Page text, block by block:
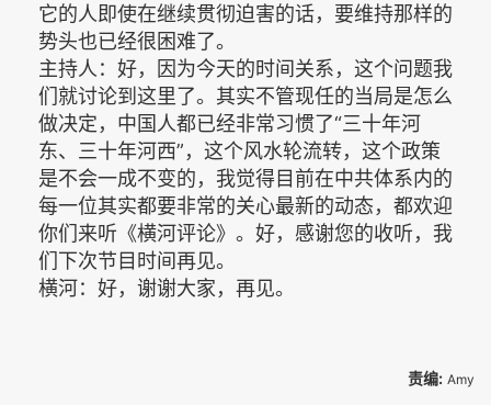
它的人即使在继续贯彻迫害的话，要维持那样的
势头也已经很困难了。
主持人：好，因为今天的时间关系，这个问题我
们就讨论到这里了。其实不管现任的当局是怎么
做决定，中国人都已经非常习惯了“三十年河
东、三十年河西”，这个风水轮流转，这个政策
是不会一成不变的，我觉得目前在中共体系内的
每一位其实都要非常的关心最新的动态，都欢迎
你们来听《横河评论》。好，感谢您的收听，我
们下次节目时间再见。
横河：好，谢谢大家，再见。
责编: Amy